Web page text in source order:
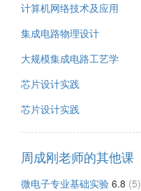
计算机网络技术及应用
集成电路物理设计
大规模集成电路工艺学
芯片设计实践
芯片设计实践
周成刚老师的其他课
微电子专业基础实验 6.8 (5)